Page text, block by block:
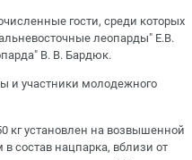
гости, среди которых
леопарды" Е.В.
В. В. Бардюк.
и участники молодежного
кг установлен на возвышенной
состав нацпарка, вблизи от